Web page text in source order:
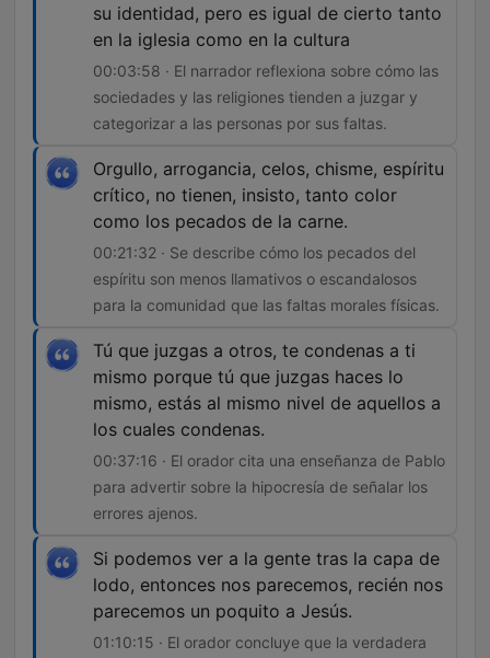
su identidad, pero es igual de cierto tanto
en la iglesia como en la cultura
00:03:58 · El narrador reflexiona sobre cómo las
sociedades y las religiones tienden a juzgar y
categorizar a las personas por sus faltas.
Orgullo, arrogancia, celos, chisme, espíritu
crítico, no tienen, insisto, tanto color
como los pecados de la carne.
00:21:32 · Se describe cómo los pecados del
espíritu son menos llamativos o escandalosos
para la comunidad que las faltas morales físicas.
Tú que juzgas a otros, te condenas a ti
mismo porque tú que juzgas haces lo
mismo, estás al mismo nivel de aquellos a
los cuales condenas.
00:37:16 · El orador cita una enseñanza de Pablo
para advertir sobre la hipocresía de señalar los
errores ajenos.
Si podemos ver a la gente tras la capa de
lodo, entonces nos parecemos, recién nos
parecemos un poquito a Jesús.
01:10:15 · El orador concluye que la verdadera